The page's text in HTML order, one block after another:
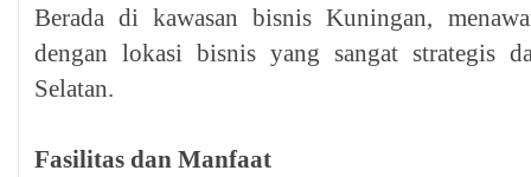
Berada di kawasan bisnis Kuningan,
dengan lokasi bisnis yang sangat strategis
Selatan.
Fasilitas dan Manfaat